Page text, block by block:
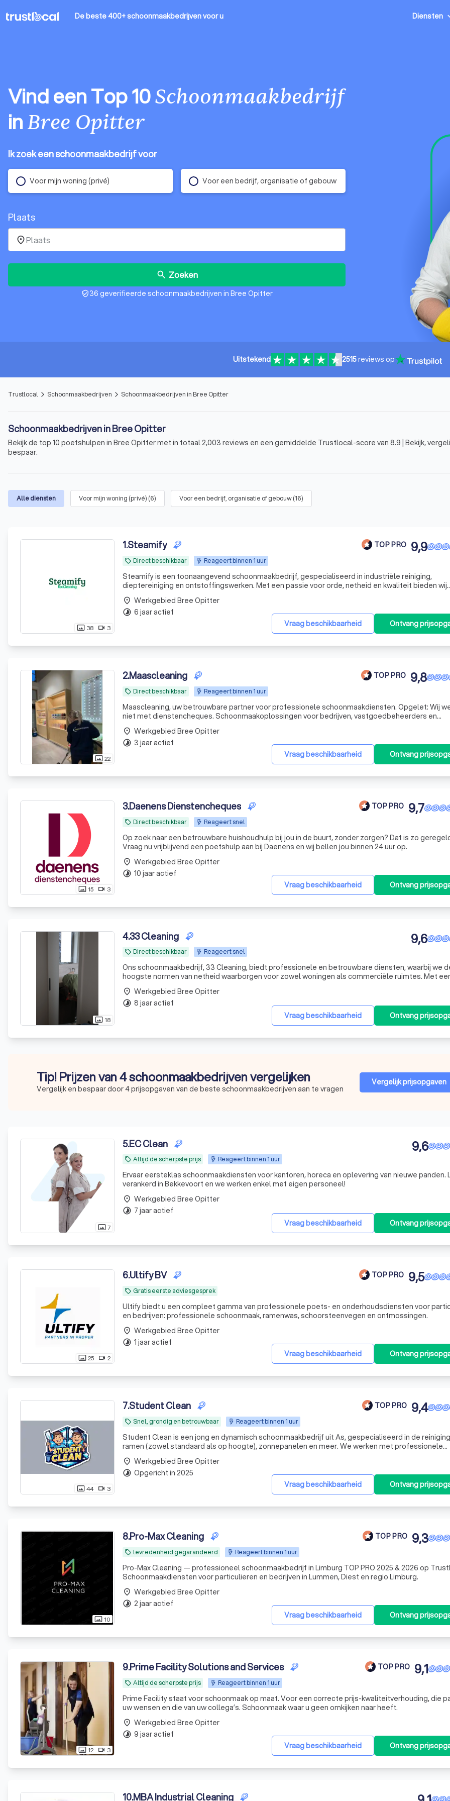
De beste 400+ schoonmaakbedrijvenvoor u Diensten
Vind een Top 10Schoonmaakbedrijf
inBree Opitter
Ik zoek een schoonmaakbedrijf voor
Voor mijn woning (privé) Voor een bedrijf, organisatie of gebouw
Plaats
place
search Zoeken
verified_user36 geverifieerde schoonmaakbedrijven in Bree Opitter
Uitstekend 2515reviews op
Trustlocal arrow_forward_ios Schoonmaakbedrijven arrow_forward_ios Schoonmaakbedrijven in Bree Opitter
Schoonmaakbedrijven in Bree Opitter
Bekijk de top 10 poetshulpen in Bree Opitter met in totaal 2,003 reviews en een gemiddelde Trustlocal-score van 8.9 | Bekijk,
bespaar.
Alle diensten Voor mijn woning (privé) (6) Voor een bedrijf, organisatie of gebouw(16)
photo_size_select_actual 38 videocam 3
1.Steamify TOP PRO
local_offer Direct beschikbaar Reageert binnen 1 uur
9,9
Steamify is een toonaangevend schoonmaakbedrijf, gespecialiseerd in industriële reiniging,
dieptereiniging en ontstoffingswerken. Met een passie voor orde, netheid en kwaliteit bieden wij
gespecialiseerde schoonmaakoplossingen voor bedrijven in de voedingsindustrie, horeca,
grootkeukens, koel- en vr
Vraag beschikbaarheid
Ontvang
place Werkgebied Bree Opitter
timelapse 6 jaar actief
photo_size_select_actual22
2.Maascleaning TOP PRO
local_offer Direct beschikbaar Reageert binnen 1 uur
9,8
Maascleaning, uw betrouwbare partner voor professionele schoonmaakdiensten. Opgelet: Wij
niet met dienstencheques. Schoonmaakoplossingen voor bedrijven, vastgoedbeheerders en
particulieren
Vraag beschikbaarheid Ontvang
place Werkgebied Bree Opitter
timelapse 3 jaar actief
photo_size_select_actual 15 videocam 3
3.Daenens Dienstencheques TOP PRO
local_offer Direct beschikbaar Reageert snel
9,7
Op zoek naar een betrouwbare huishoudhulp bij jou in de buurt, zonder zorgen? Dat is zo
Vraag nu vrijblijvend een poetshulp aan bij Daenens en wij bellen jou binnen 24 uur op.
Vraag beschikbaarheid Ontvang
place Werkgebied Bree Opitter
timelapse 10 jaar actief
photo_size_select_actual 18
4.33 Cleaning
local_offer Direct beschikbaar Reageert snel
9,6
Ons schoonmaakbedrijf, 33 Cleaning, biedt professionele en betrouwbare diensten, waarbij we
hoogste normen van netheid waarborgen voor zowel woningen als commerciële ruimtes. Met
krachtig team van ervaren en toegewijde schoonmakers, zijn we in staat om elke klus efficiënt en
zorgvuldig aan te
Vraag beschikbaarheid Ontvang
place Werkgebied Bree Opitter
timelapse 8 jaar actief
Tip! Prijzen van 4 schoonmaakbedrijven vergelijken
Vergelijk en bespaar door 4 prijsopgaven van de beste schoonmaakbedrijven aan te vragen
Vergelijk prijsopgaven
photo_size_select_actual7
5.EC Clean
local_offer Altijd de scherpste prijs Reageert binnen 1 uur
9,6
Ervaar eersteklas schoonmaakdiensten voor kantoren, horeca en oplevering van nieuwe panden.
verankerd in Bekkevoort en we werken enkel met eigen personeel!
Vraag beschikbaarheid Ontvang
place Werkgebied Bree Opitter
timelapse 7 jaar actief
photo_size_select_actual25 videocam 2
6.Ultify BV TOP PRO
local_offer Gratis eerste adviesgesprek
9,5
Ultify biedt u een compleet gamma van professionele poets- en onderhoudsdiensten voor
en bedrijven: professionele schoonmaak, ramenwas, schoorsteenvegen en ontmossingen.
Vraag beschikbaarheid Ontvang
place Werkgebied Bree Opitter
timelapse 1 jaar actief
photo_size_select_actual44 videocam 3
7.Student Clean TOP PRO
local_offer Snel, grondig en betrouwbaar Reageert binnen 1 uur
9,4
Student Clean is een jong en dynamisch schoonmaakbedrijf uit As, gespecialiseerd in de
ramen (zowel standaard als op hoogte), zonnepanelen en meer. We werken met professionele
technieken zoals osmosewater, de klassieke methode en watergeleidende stelen, waardoor we
streeploos resultaat
Vraag beschikbaarheid
Ontvang
place Werkgebied Bree Opitter
timelapse Opgericht in 2025
photo_size_select_actual 10
8.Pro-Max Cleaning TOP PRO
local_offer tevredenheid gegarandeerd Reageert binnen 1 uur
9,3
Pro-Max Cleaning — professioneel schoonmaakbedrijf in Limburg TOP PRO 2025 & 2026 op
Schoonmaakdiensten voor particulieren en bedrijven in Lummen, Diest en regio Limburg.
Vraag beschikbaarheid Ontvang
place Werkgebied Bree Opitter
timelapse 2 jaar actief
photo_size_select_actual 12 videocam 3
9.Prime Facility Solutions and Services TOP PRO
local_offer Altijd de scherpste prijs Reageert binnen 1 uur
9,1
Prime Facility staat voor schoonmaak op maat. Voor een correcte prijs-kwaliteitverhouding, die
uw wensen en die van uw collega’s. Schoonmaak waar u geen omkijken naar heeft.
Vraag beschikbaarheid Ontvang
place Werkgebied Bree Opitter
timelapse 9 jaar actief
10.MBA Industrial Cleaning